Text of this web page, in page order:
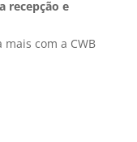
recepção e
com a CWB